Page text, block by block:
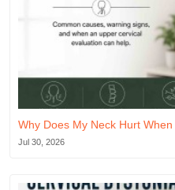
Why Does My Neck Hurt
Jul 30, 2026